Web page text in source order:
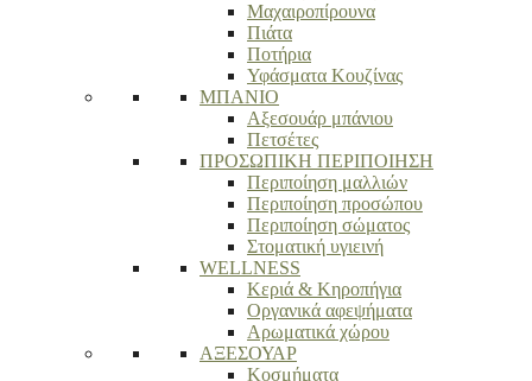
Μαχαιροπίρουνα
Πιάτα
Ποτήρια
Υφάσματα Κουζίνας
ΜΠΑΝΙΟ
Αξεσουάρ μπάνιου
Πετσέτες
ΠΡΟΣΩΠΙΚΗ ΠΕΡΙΠΟΙΗΣΗ
Περιποίηση μαλλιών
Περιποίηση προσώπου
Περιποίηση σώματος
Στοματική υγιεινή
WELLNESS
Κεριά & Κηροπήγια
Οργανικά αφεψήματα
Αρωματικά χώρου
ΑΞΕΣΟΥΑΡ
Κοσμήματα